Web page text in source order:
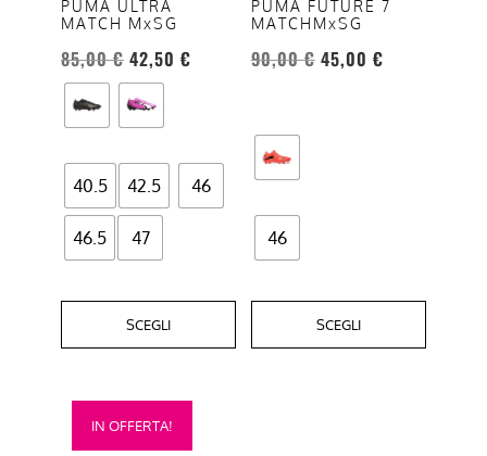
PUMA ULTRA
MATCH MxSG
85,00€ 42,50 €
40.5 42.5 46
46.5 47
SCEGLI
possono
essere
scelte
nella
del
prodotto
PUMA FUTURE 7
MATCHMxSG
90,00€ 45,00 €
46
SCEGLI
possono
essere
pagina
del
IN OFFERTA!
Questo
prodotto